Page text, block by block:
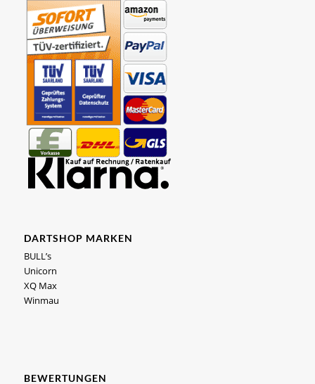
DARTSHOP MARKEN
BULL’s
Unicorn
XQ Max
Winmau
BEWERTUNGEN